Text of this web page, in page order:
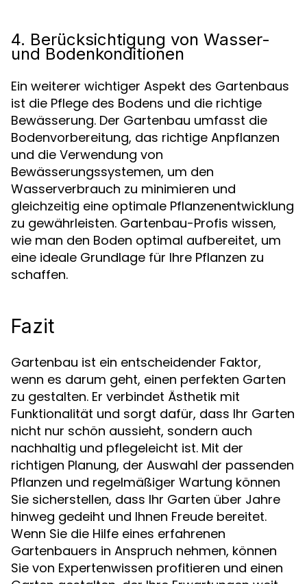
4. Berücksichtigung von Wasser-
und Bodenkonditionen
Ein weiterer wichtiger Aspekt des Gartenbaus
ist die Pflege des Bodens und die richtige
Bewässerung. Der Gartenbau umfasst die
Bodenvorbereitung, das richtige Anpflanzen
und die Verwendung von
Bewässerungssystemen, um den
Wasserverbrauch zu minimieren und
gleichzeitig eine optimale Pflanzenentwicklung
zu gewährleisten. Gartenbau-Profis wissen,
wie man den Boden optimal aufbereitet, um
eine ideale Grundlage für Ihre Pflanzen zu
schaffen.
Fazit
Gartenbau ist ein entscheidender Faktor,
wenn es darum geht, einen perfekten Garten
zu gestalten. Er verbindet Ästhetik mit
Funktionalität und sorgt dafür, dass Ihr Garten
nicht nur schön aussieht, sondern auch
nachhaltig und pflegeleicht ist. Mit der
richtigen Planung, der Auswahl der passenden
Pflanzen und regelmäßiger Wartung können
Sie sicherstellen, dass Ihr Garten über Jahre
hinweg gedeiht und Ihnen Freude bereitet.
Wenn Sie die Hilfe eines erfahrenen
Gartenbauers in Anspruch nehmen, können
Sie von Expertenwissen profitieren und einen